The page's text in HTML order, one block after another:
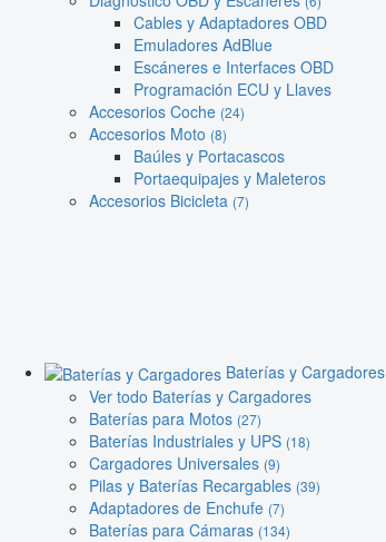
Cables y Adaptadores OBD
Emuladores AdBlue
Escáneres e Interfaces OBD
Programación ECU y Llaves
Accesorios Coche (24)
Accesorios Moto (8)
Baúles y Portacascos
Portaequipajes y Maleteros
Accesorios Bicicleta (7)
Baterías y Cargadores
Ver todo Baterías y Cargadores
Baterías para Motos (27)
Baterías Industriales y UPS (18)
Cargadores Universales (9)
Pilas y Baterías Recargables (39)
Adaptadores de Enchufe (7)
Baterías para Cámaras (134)